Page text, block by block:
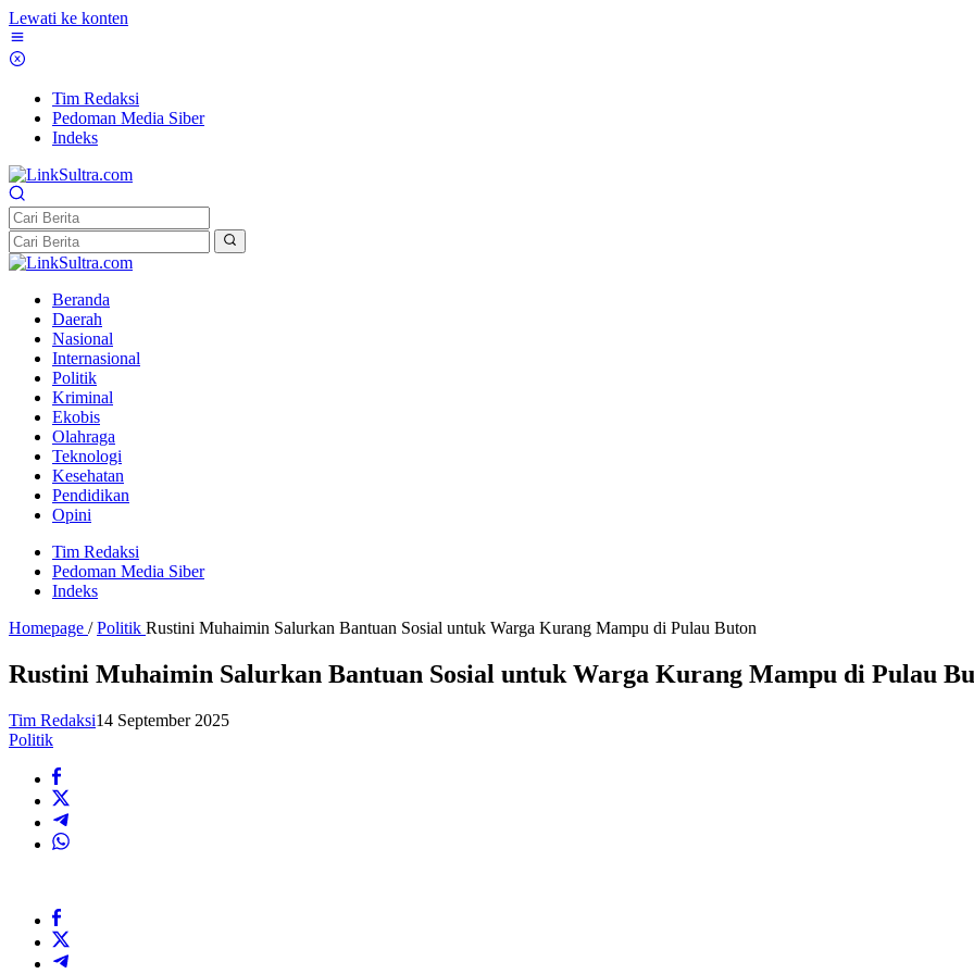
Lewati ke konten
Tim Redaksi
Pedoman Media Siber
Indeks
Beranda
Daerah
Nasional
Internasional
Politik
Kriminal
Ekobis
Olahraga
Teknologi
Kesehatan
Pendidikan
Opini
Tim Redaksi
Pedoman Media Siber
Indeks
Homepage / Politik Rustini Muhaimin Salurkan Bantuan Sosial untuk Warga Kurang Mampu di Pulau Buton
Rustini Muhaimin Salurkan Bantuan Sosial untuk Warga Kurang Mampu di Pulau
Tim Redaksi14 September 2025
Politik